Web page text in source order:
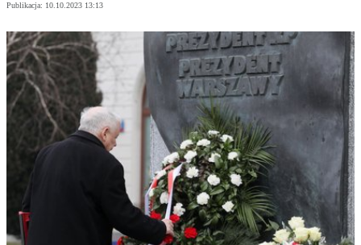
Publikacja: 10.10.2023 13:13